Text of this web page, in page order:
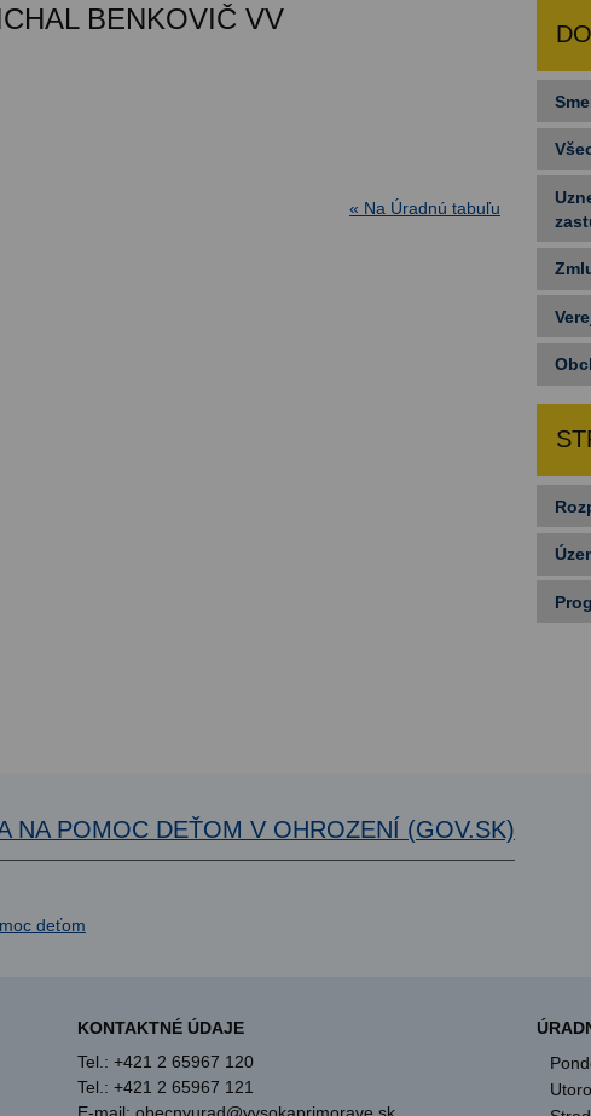
BENKOVIČ VV
« Na Úradnú tabuľu
NA POMOC DEŤOM V OHROZENÍ (GOV.SK)
KONTAKTNÉ ÚDAJE
Tel.: +421 2 65967 120
Tel.: +421 2 65967 121